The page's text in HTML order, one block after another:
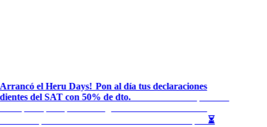
el Heru Days!◆
Pon al día tus declaraciones
del SAT con 50% de dto.◆
⏳